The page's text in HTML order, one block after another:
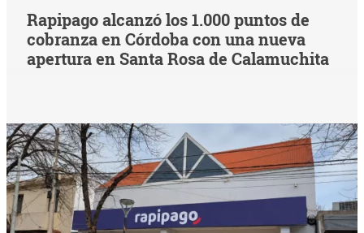
Rapipago alcanzó los 1.000 puntos de
cobranza en Córdoba con una nueva
apertura en Santa Rosa de Calamuchita